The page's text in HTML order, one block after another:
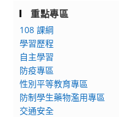
重點專區
108 課綱
學習歷程
自主學習
防疫專區
性別平等教育專區
防制學生藥物濫用專區
交通安全